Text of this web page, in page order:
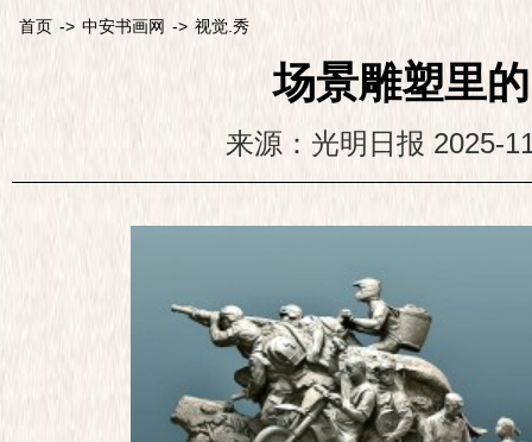
首页 -> 中安书画网 -> 视觉.秀
场景雕塑里
来源：光明日报 2025-